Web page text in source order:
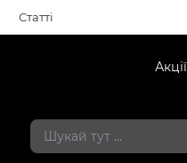
Статті
Акції